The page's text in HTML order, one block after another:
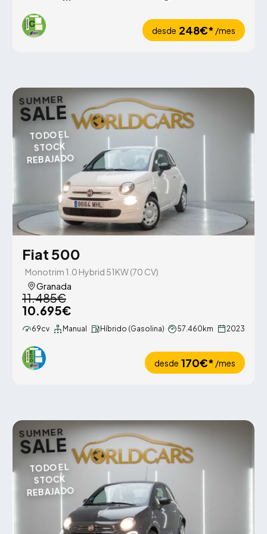
desde 248€* /mes
SUMMER
SALE
TODO EL
STOCK
REBAJADO
Fiat 500
Monotrim 1.0 Hybrid 51KW (70 CV)
Granada
11.485€
10.695€
69cv Manual Híbrido (Gasolina) 57.460km 2023
desde 170€* /mes
SUMMER
SALE
TODO EL
STOCK
REBAJADO